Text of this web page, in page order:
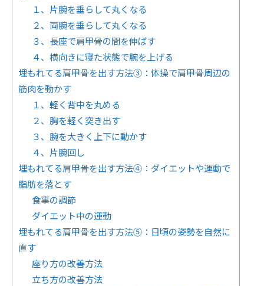
１、片腕を垂らして丸くなる
２、両腕を垂らして丸くなる
３、長座で肩甲骨の間を伸ばす
４、横向きに寝た状態で腕を上げる
埋もれてる肩甲骨を出す方法③：体操で肩甲骨周辺の
筋肉を動かす
１、軽く背中を丸める
２、胸を軽く突き出す
３、腕を大きく上下に動かす
４、片腕回し
埋もれてる肩甲骨を出す方法④：ダイエットや運動で
脂肪を落とす
食事の調節
ダイエット中の運動
埋もれてる肩甲骨を出す方法⑤：日頃の姿勢を自然に
直す
座り方の改善方法
立ち方の改善方法